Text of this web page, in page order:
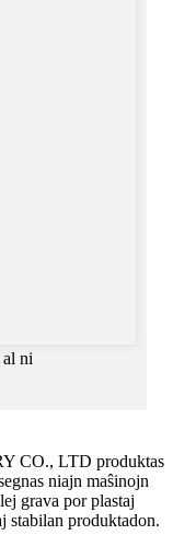
ni
CO., LTD produktas
niajn maŝinojn
grava por plastaj
stabilan produktadon.